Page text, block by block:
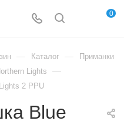
0
— Каталог — Приманки
Lights —
2 PPU
Blue